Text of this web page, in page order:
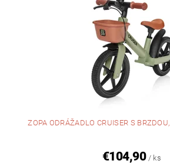
ZOPA ODRÁŽADLO CRUISER S
€104,90 / ks